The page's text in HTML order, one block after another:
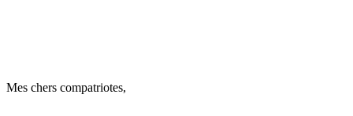
Mes chers compatriotes,